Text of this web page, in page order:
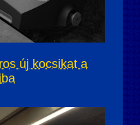
új kocsikat a